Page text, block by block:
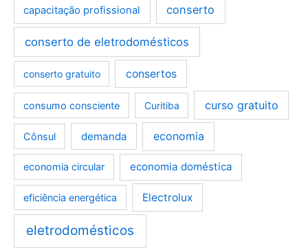
capacitação profissional conserto
conserto de eletrodomésticos
conserto gratuito consertos
consumo consciente Curitiba curso gratuito
Cônsul demanda economia
economia circular economia doméstica
eficiência energética Electrolux
eletrodomésticos